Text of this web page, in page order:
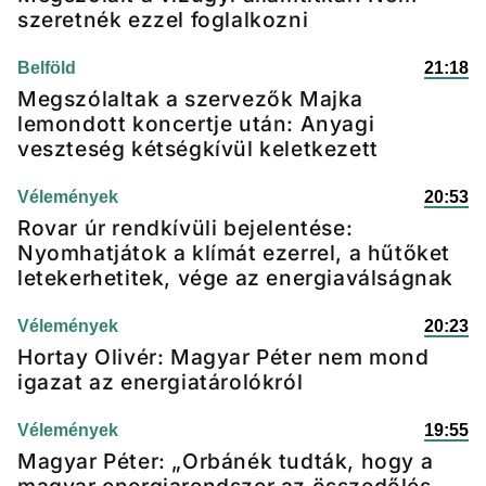
szeretnék ezzel foglalkozni
Belföld 21:18
Megszólaltak a szervezők Majka
lemondott koncertje után: Anyagi
veszteség kétségkívül keletkezett
Vélemények 20:53
Rovar úr rendkívüli bejelentése:
Nyomhatjátok a klímát ezerrel, a hűtőket
letekerhetitek, vége az energiaválságnak
Vélemények 20:23
Hortay Olivér: Magyar Péter nem mond
igazat az energiatárolókról
Vélemények 19:55
Magyar Péter: „Orbánék tudták, hogy a